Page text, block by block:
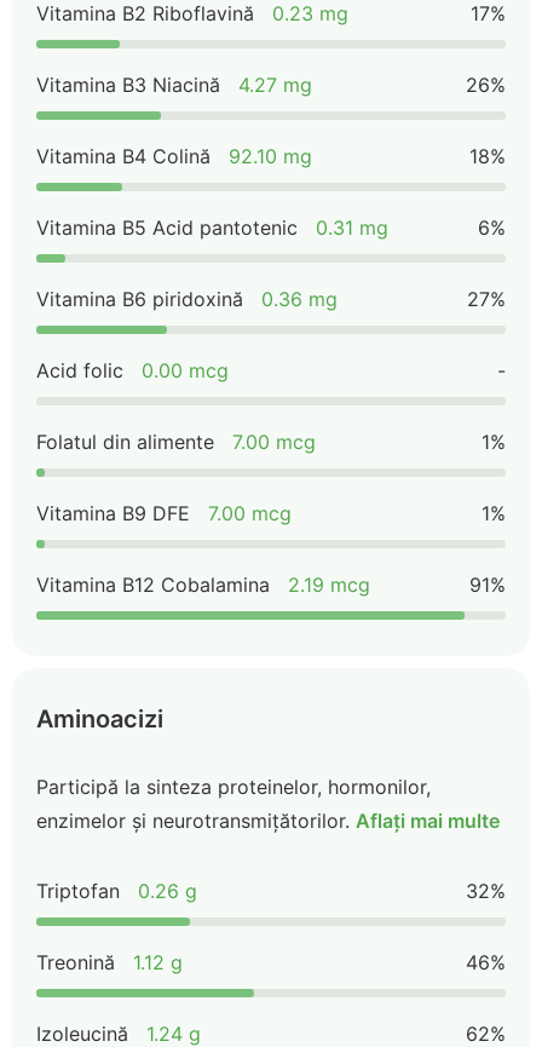
Vitamina B2 Riboflavină 0.23 mg 17%
Vitamina B3 Niacină 4.27 mg 26%
Vitamina B4 Colină 92.10 mg 18%
Vitamina B5 Acid pantotenic 0.31 mg 6%
Vitamina B6 piridoxină 0.36 mg 27%
Acid folic 0.00 mcg -
Folatul din alimente 7.00 mcg 1%
Vitamina B9 DFE 7.00 mcg 1%
Vitamina B12 Cobalamina 2.19 mcg 91%
Aminoacizi
Participă la sinteza proteinelor, hormonilor,
enzimelor și neurotransmițătorilor. Aflați mai multe
Triptofan 0.26 g 32%
Treonină 1.12 g 46%
Izoleucină 1.24 g 62%